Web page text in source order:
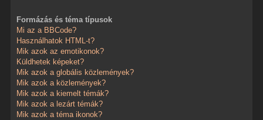
Formázás és téma típusok
Mi az a BBCode?
Használhatok HTML-t?
Mik azok az emotikonok?
Küldhetek képeket?
Mik azok a globális közlemények?
Mik azok a közlemények?
Mik azok a kiemelt témák?
Mik azok a lezárt témák?
Mik azok a téma ikonok?